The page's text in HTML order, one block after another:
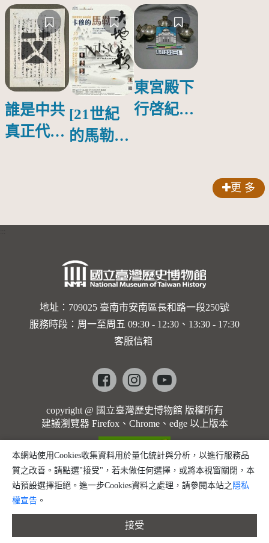
誰是中共
真正代言
[21世紀
的馬勒、
的依戀—
勒大地之
歌]【對
世界與生
命的依戀
馬勒大地
之歌】
東宮殿下
行啓紀念
更 多
地址：709025 臺南市安南區長和路一段250號
服務時段：周一至周五 09:30 - 12:30、13:30 - 17:30
客服信箱
Facebookinstagramyoutube
copyright @ 國立臺灣歷史博物館 版權所有
建議瀏覽器 Firefox、Chrome、edge 以上版本
本網站使用Cookies收集資料用於量化統計與分析，以進行服務品
質之改善。請點選"接受"，若未做任何選擇，或將本視窗關閉，本
站預設選擇拒絕。進一步Cookies資料之處理，請參閱本站之 隱私
權宣告 。
接受